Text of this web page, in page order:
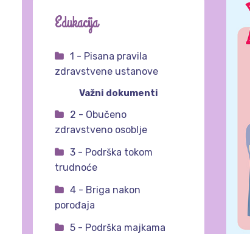
Edukacija
1 - Pisana pravila
zdravstvene ustanove
Važni dokumenti
2 - Obučeno
zdravstveno osoblje
3 - Podrška tokom
trudnoće
4 - Briga nakon
porođaja
5 - Podrška majkama